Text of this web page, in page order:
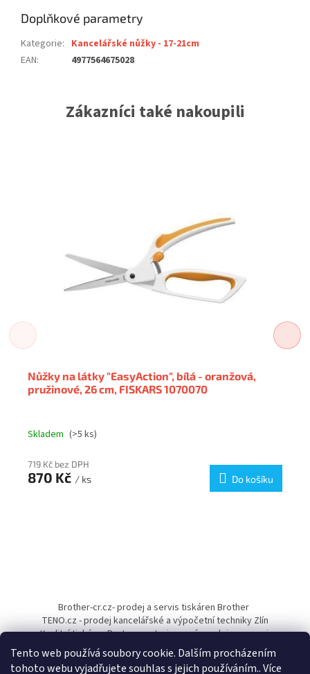
Tento web používá soubory cookie. Dalším procházením
tohoto webu vyjadřujete souhlas s jejich používáním.. Více
Doplňkové parametry
Kategorie: Kancelářské nůžky - 17-21cm
EAN: 4977564675028
Zákazníci také nakoupili
Nůžky na látky "EasyAction", bílá - oranžová,
pružinové, 26 cm, FISKARS 1070070
Skladem (>5 ks)
719 Kč bez DPH
870 Kč / ks Do košíku
a
Brother-cr.cz- prodej a servis tiskáren Brother
TENO.cz - prodej kancelářské a výpočetní techniky Zlín
Kvalitní tiskárny Pantum - autorizovaný prodejce a servis